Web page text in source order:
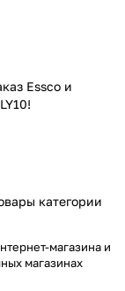
Essco и
категории
магазина и
магазинах